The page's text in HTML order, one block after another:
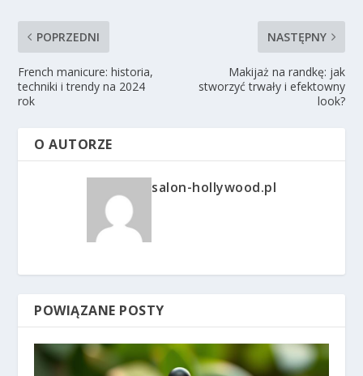
POPRZEDNI
French manicure: historia,
techniki i trendy na 2024
rok
NASTĘPNY
Makijaż na randkę: jak
stworzyć trwały i efektowny
look?
O AUTORZE
salon-hollywood.pl
POWIĄZANE POSTY